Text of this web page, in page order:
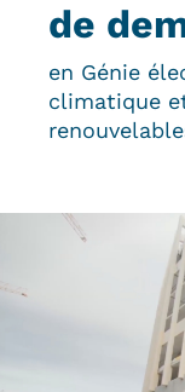
de
en Génie
climatique